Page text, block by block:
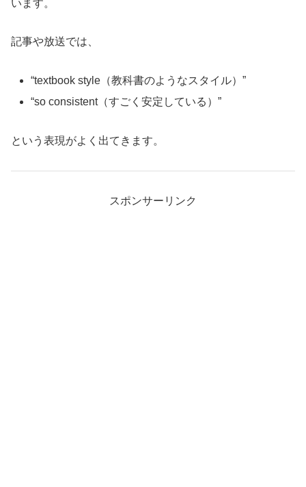
います。
記事や放送では、
“textbook style（教科書のようなスタイル）”
“so consistent（すごく安定している）”
という表現がよく出てきます。
スポンサーリンク